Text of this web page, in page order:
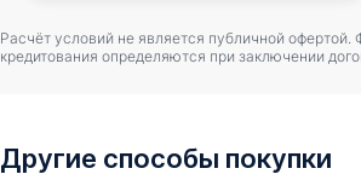
Расчёт условий не является публичной офертой.
кредитования определяются при заключении
Другие способы покупки